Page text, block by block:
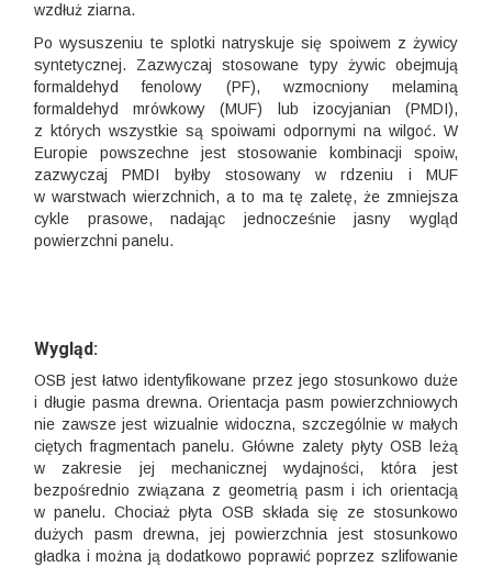
wzdłuż ziarna.
Po wysuszeniu te splotki natryskuje się spoiwem z żywicy
syntetycznej. Zazwyczaj stosowane typy żywic obejmują
formaldehyd fenolowy (PF), wzmocniony melaminą
formaldehyd mrówkowy (MUF) lub izocyjanian (PMDI),
z których wszystkie są spoiwami odpornymi na wilgoć. W
Europie powszechne jest stosowanie kombinacji spoiw,
zazwyczaj PMDI byłby stosowany w rdzeniu i MUF
w warstwach wierzchnich, a to ma tę zaletę, że zmniejsza
cykle prasowe, nadając jednocześnie jasny wygląd
powierzchni panelu.
Wygląd:
OSB jest łatwo identyfikowane przez jego stosunkowo duże
i długie pasma drewna. Orientacja pasm powierzchniowych
nie zawsze jest wizualnie widoczna, szczególnie w małych
ciętych fragmentach panelu. Główne zalety płyty OSB leżą
w zakresie jej mechanicznej wydajności, która jest
bezpośrednio związana z geometrią pasm i ich orientacją
w panelu. Chociaż płyta OSB składa się ze stosunkowo
dużych pasm drewna, jej powierzchnia jest stosunkowo
gładka i można ją dodatkowo poprawić poprzez szlifowanie